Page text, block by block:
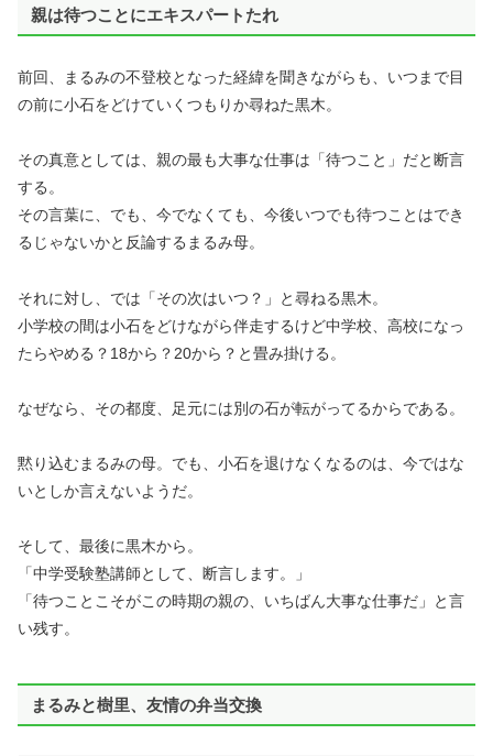
親は待つことにエキスパートたれ
前回、まるみの不登校となった経緯を聞きながらも、いつまで目
の前に小石をどけていくつもりか尋ねた黒木。
その真意としては、親の最も大事な仕事は「待つこと」だと断言
する。
その言葉に、でも、今でなくても、今後いつでも待つことはでき
るじゃないかと反論するまるみ母。
それに対し、では「その次はいつ？」と尋ねる黒木。
小学校の間は小石をどけながら伴走するけど中学校、高校になっ
たらやめる？18から？20から？と畳み掛ける。
なぜなら、その都度、足元には別の石が転がってるからである。
黙り込むまるみの母。でも、小石を退けなくなるのは、今ではな
いとしか言えないようだ。
そして、最後に黒木から。
「中学受験塾講師として、断言します。」
「待つことこそがこの時期の親の、いちばん大事な仕事だ」と言
い残す。
まるみと樹里、友情の弁当交換